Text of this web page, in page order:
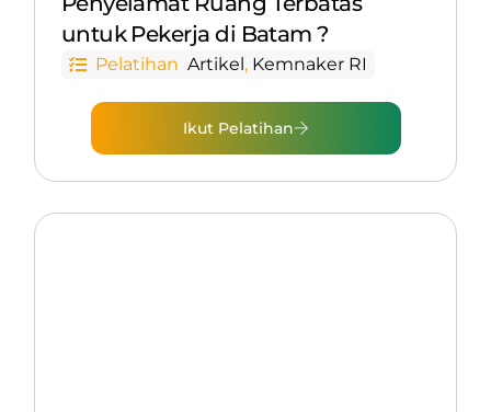
untuk Pekerja di Batam ?
Pelatihan Artikel, Kemnaker RI
Ikut Pelatihan